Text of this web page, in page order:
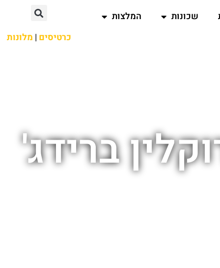
שכונות
המלצות
כרטיסים | מלונות
ברידג'